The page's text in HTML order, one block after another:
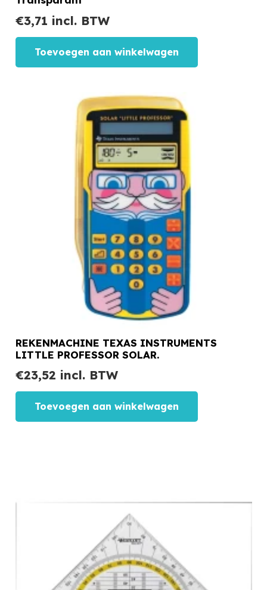
€3,71 incl. BTW
Toevoegen aan winkelwagen
REKENMACHINE TEXAS INSTRUMENTS
LITTLE PROFESSOR SOLAR.
€23,52 incl. BTW
Toevoegen aan winkelwagen